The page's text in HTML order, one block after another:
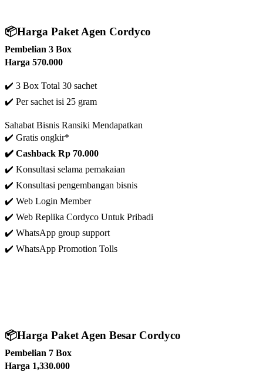
📦Harga Paket Agen Cordyco
Pembelian 3 Box
Harga 570.000
✔️ 3 Box Total 30 sachet
✔️ Per sachet isi 25 gram
Sahabat Bisnis Ransiki Mendapatkan
✔️ Gratis ongkir*
✔️ Cashback Rp 70.000
✔️ Konsultasi selama pemakaian
✔️ Konsultasi pengembangan bisnis
✔️ Web Login Member
✔️ Web Replika Cordyco Untuk Pribadi
✔️ WhatsApp group support
✔️ WhatsApp Promotion Tolls
📦Harga Paket Agen Besar Cordyco
Pembelian 7 Box
Harga 1,330.000